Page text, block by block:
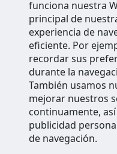
funciona nuestra
principal de
experiencia de
eficiente. Por
recordar sus
durante la
También usamos
mejorar nuestros
continuamente,
publicidad
de navegación.